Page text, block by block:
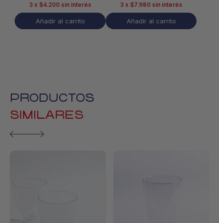
3 x $4.200 sin interés
Añadir al carrito
3 x $7.980 sin interés
Añadir al carrito
PRODUCTOS
SIMILARES